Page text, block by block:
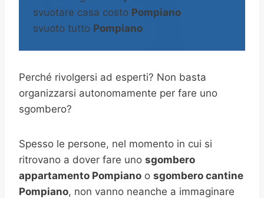
svuotare casa costo Pompiano
svuoto tutto Pompiano
Perché rivolgersi ad esperti? Non basta
organizzarsi autonomamente per fare uno
sgombero?
Spesso le persone, nel momento in cui si
ritrovano a dover fare uno sgombero
appartamento Pompiano o sgombero cantine
Pompiano, non vanno neanche a immaginare